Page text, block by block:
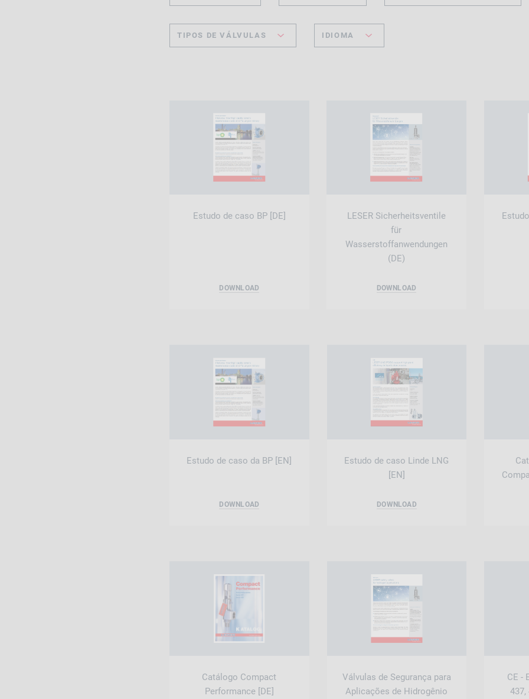
TIPOS DE VÁLVULAS IDIOMA
Estudo de caso BP [DE]
DOWNLOAD
LESER Sicherheitsventile
für
Wasserstoffanwendungen
(DE)
DOWNLOAD
Estudo de caso da BP [EN]
DOWNLOAD
Estudo de caso Linde LNG
[EN]
DOWNLOAD
Catálogo Compact
Performance [DE]
Válvulas de Segurança para
Aplicações de Hidrogênio
CE -
437,